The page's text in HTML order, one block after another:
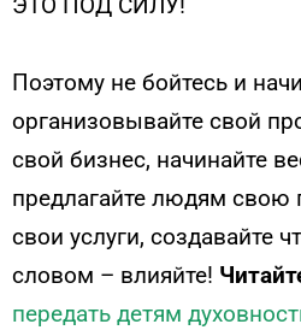
ЭТО ПОД СИЛУ!
Поэтому не бойтесь и
организовывайте свой
свой бизнес, начинайте
предлагайте людям свою
свои услуги, создавайте
словом – влияйте!
передать детям